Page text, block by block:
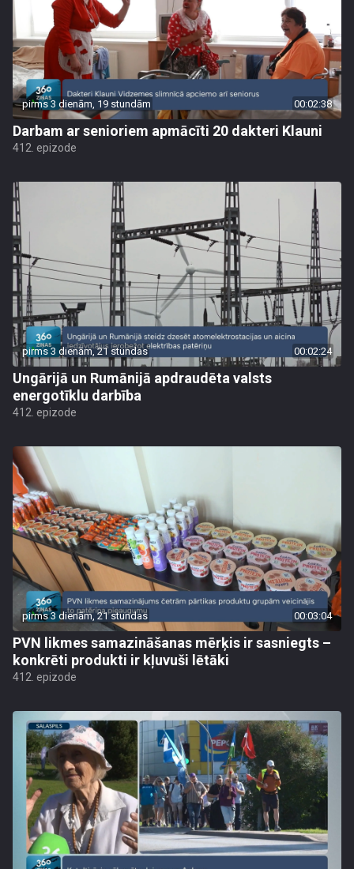
pirms 3 dienām, 19 stundām 00:02:38
Darbam ar senioriem apmācīti 20 dakteri Klauni
412. epizode
pirms 3 dienām, 21 stundas 00:02:24
Ungārijā un Rumānijā apdraudēta valsts
energotīklu darbība
412. epizode
pirms 3 dienām, 21 stundas 00:03:04
PVN likmes samazināšanas mērķis ir sasniegts –
konkrēti produkti ir kļuvuši lētāki
412. epizode